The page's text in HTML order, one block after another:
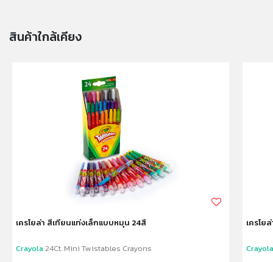
✔ ไม่เหมาะกับเด็กอายุต่ำกว่า 36เดือน ห้ามนำเข้าปาก หู จมูก
และข้วางปา ควรอยู่ในการดูแลของผู้ปกครอง
✔ Product size: (W)1.4 x(L)1.4 x(H)10cm.
✔ Package size: [Blister Pack] (W)10.16 X (D)1.59 X
✔ Product Weight: 0.08kg.
✔ สีของภาพ และรูปบรรจุภัณฑ์ของสินค้าบนหน้าจอ อาจ
แตกต่างกับของจริง
✔ เหมาะสำหรับ เด็กอายุ 3ปีขึ้นไป
สินค้าอาจมีการเปลี่ยนแปลงลวดลาย สีสันบนผลิตภัณฑ์ หรือ
ของผลิตภัณฑ์ที่แสดงบนเว็บไซต์อาจมีความแตกต่างกันจาก
การตั้งค่าการแสดงผลสีของแต่ละหน้าจอ
สินค้าใกล้เคียง
เครโยล่า สีเทียนแท่งเล็กแบบหมุน 24สี
Crayola24Ct. Mini Twistables Crayons
เครโย